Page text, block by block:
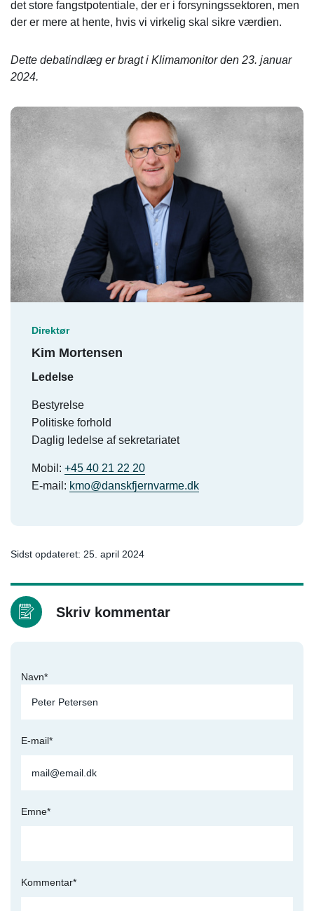
det store fangstpotentiale, der er i forsyningssektoren, men
der er mere at hente, hvis vi virkelig skal sikre værdien.
Dette debatindlæg er bragt i Klimamonitor den 23. januar
2024.
Direktør
Kim Mortensen
Ledelse
Bestyrelse
Politiske forhold
Daglig ledelse af sekretariatet
Mobil: +45 40 21 22 20
E-mail: kmo@danskfjernvarme.dk
Sidst opdateret: 25. april 2024
Skriv kommentar
Navn*
E-mail*
Emne*
Kommentar*